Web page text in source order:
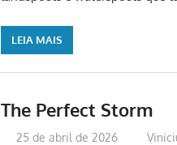
LEIA MAIS
The Perfect Storm
25 de abril de 2026